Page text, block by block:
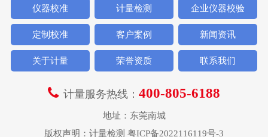
仪器校准 计量检测 企业仪器校验
定制校准 客户案例 新闻资讯
关于计量 荣誉资质 联系我们
计量服务热线： 400-805-6188
地址：东莞南城
版权声明： 计量检测 粤ICP备2022116119号-3